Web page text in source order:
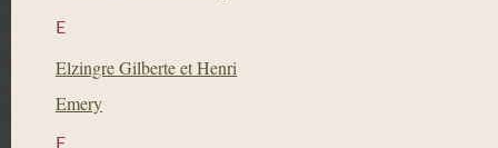
E
Elzingre Gilberte et Henri
Emery
F